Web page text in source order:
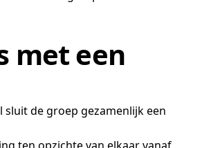
met een
de groep gezamenlijk een